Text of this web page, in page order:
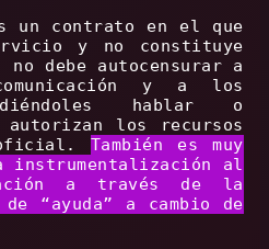
un contrato en el que
y no constituye
debe autocensurar a
y a los
hablar o
los recursos
También es muy
instrumentalización al
a través de la
“ayuda” a cambio de